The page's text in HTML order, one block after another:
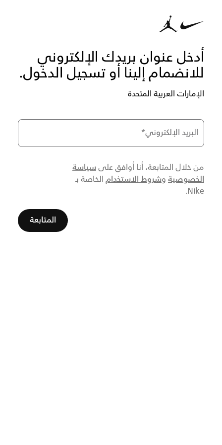
أدخل عنوان بريدك الإلكتروني
للانضمام إلينا أو تسجيل الدخول.
الإمارات العربية المتحدة
البريد الإلكتروني*
من خلال المتابعة، أنا أوافق علىسياسة
الخصوصية وشروط الاستخدام الخاصة بـ
Nike.
المتابعة